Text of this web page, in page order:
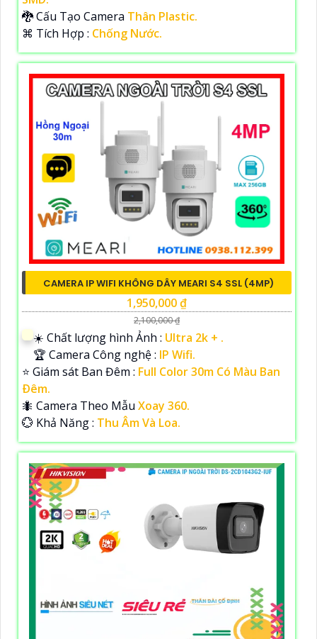
🐉️ Cấu Tạo Camera Thân Plastic.
️⌘ Tích Hợp : Chống Nước.
CAMERA IP WIFI KHÔNG DÂY MEARI S4 SSL (4MP)
1,950,000 ₫
2,100,000 ₫
☀️ Chất lượng hình Ảnh : Ultra 2k + .
🏆 Camera Công nghệ : IP Wifi.
⭐ Giám sát Ban Đêm : Full Color 30m Có Màu Ban
Ðêm.
🐜 Camera Theo Mẫu Xoay 360.
️💮 Khả Năng : Thu Âm Và Loa.